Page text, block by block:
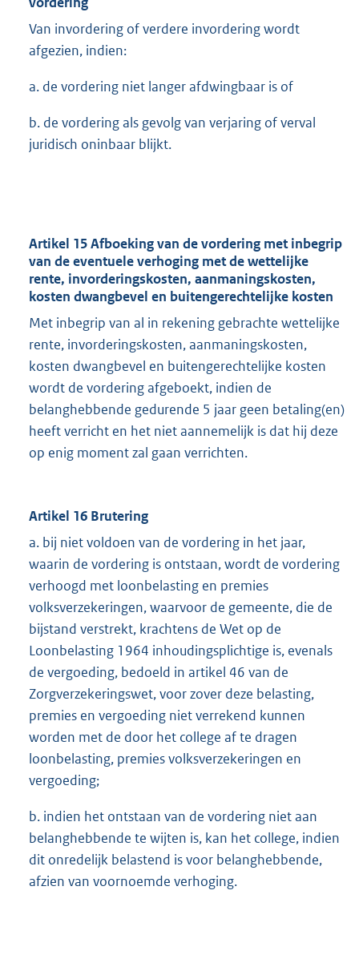
Van invordering of verdere invordering wordt
afgezien, indien:
a. de vordering niet langer afdwingbaar is of
b. de vordering als gevolg van verjaring of verval
juridisch oninbaar blijkt.
Artikel 15 Afboeking van de vordering met inbegrip
van de eventuele verhoging met de wettelijke
rente, invorderingskosten, aanmaningskosten,
kosten dwangbevel en buitengerechtelijke kosten
Met inbegrip van al in rekening gebrachte wettelijke
rente, invorderingskosten, aanmaningskosten,
kosten dwangbevel en buitengerechtelijke kosten
wordt de vordering afgeboekt, indien de
belanghebbende gedurende 5 jaar geen betaling(en)
heeft verricht en het niet aannemelijk is dat hij deze
op enig moment zal gaan verrichten.
Artikel 16 Brutering
a. bij niet voldoen van de vordering in het jaar,
waarin de vordering is ontstaan, wordt de vordering
verhoogd met loonbelasting en premies
volksverzekeringen, waarvoor de gemeente, die de
bijstand verstrekt, krachtens de Wet op de
Loonbelasting 1964 inhoudingsplichtige is, evenals
de vergoeding, bedoeld in artikel 46 van de
Zorgverzekeringswet, voor zover deze belasting,
premies en vergoeding niet verrekend kunnen
worden met de door het college af te dragen
loonbelasting, premies volksverzekeringen en
vergoeding;
b. indien het ontstaan van de vordering niet aan
belanghebbende te wijten is, kan het college, indien
dit onredelijk belastend is voor belanghebbende,
afzien van voornoemde verhoging.